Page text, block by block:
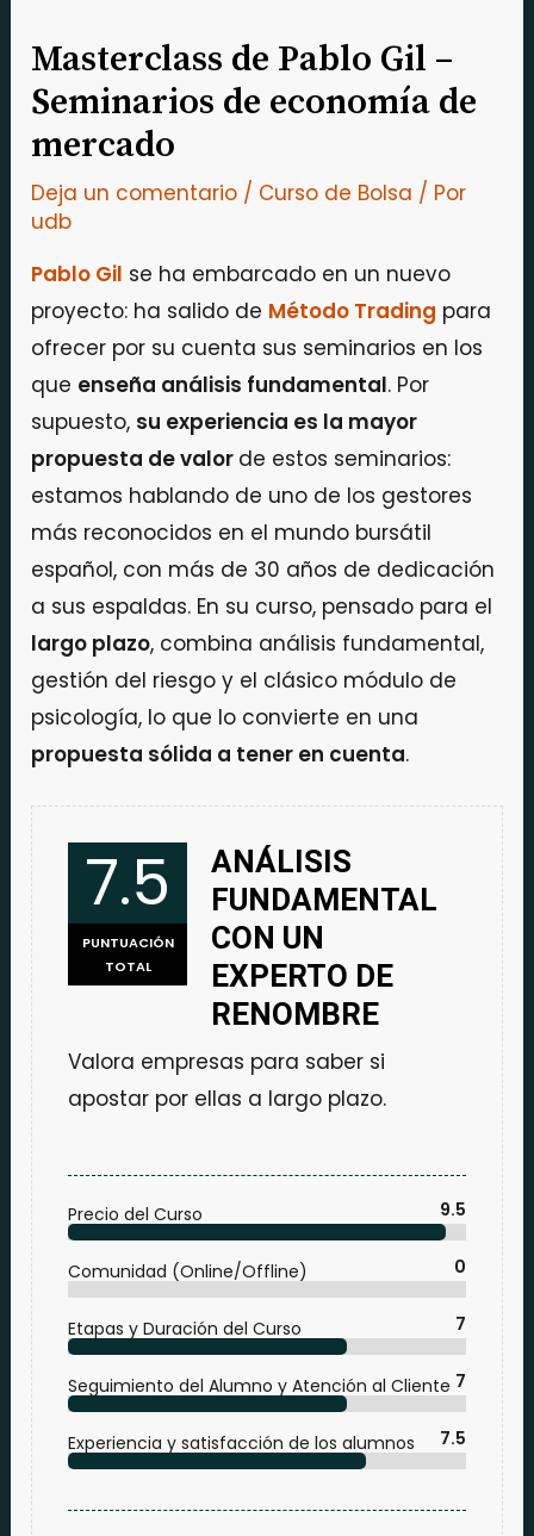
Masterclass de Pablo Gil –
Seminarios de economía de
mercado
Deja un comentario / Curso de Bolsa / Por
udb
Pablo Gil se ha embarcado en un nuevo
proyecto: ha salido de Método Trading para
ofrecer por su cuenta sus seminarios en los
que enseña análisis fundamental. Por
supuesto, su experiencia es la mayor
propuesta de valor de estos seminarios:
estamos hablando de uno de los gestores
más reconocidos en el mundo bursátil
español, con más de 30 años de dedicación
a sus espaldas. En su curso, pensado para el
largo plazo, combina análisis fundamental,
gestión del riesgo y el clásico módulo de
psicología, lo que lo convierte en una
propuesta sólida a tener en cuenta.
7.5
PUNTUACIÓN
TOTAL
ANÁLISIS
FUNDAMENTAL
CON UN
EXPERTO DE
RENOMBRE
Valora empresas para saber si
apostar por ellas a largo plazo.
Precio del Curso 9.5
Comunidad (Online/Offline) 0
Etapas y Duración del Curso 7
Seguimiento del Alumno y Atención al Cliente 7
Experiencia y satisfacción de los alumnos 7.5